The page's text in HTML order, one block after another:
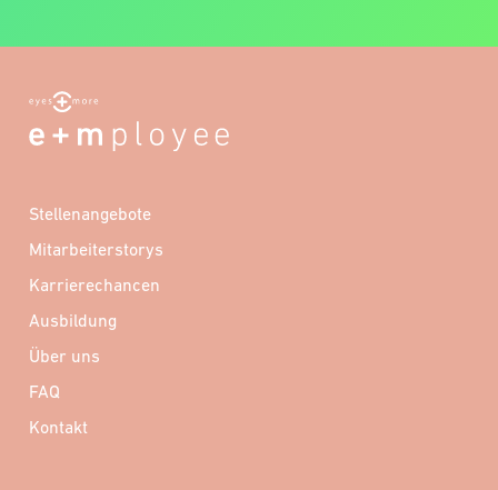
Stellenangebote
Mitarbeiterstorys
Karrierechancen
Ausbildung
Über uns
FAQ
Kontakt